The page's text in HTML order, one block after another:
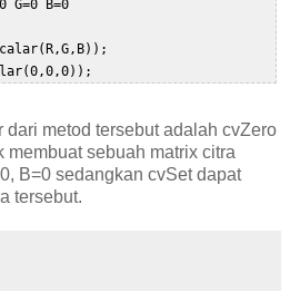
G=0 B=0
dari metod tersebut adalah cvZero
membuat sebuah matrix citra
B=0 sedangkan cvSet dapat
tersebut.